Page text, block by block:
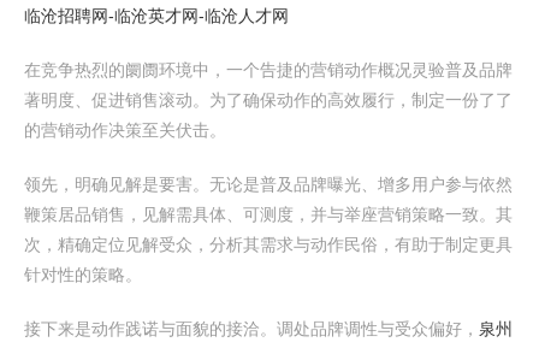
临沧招聘网-临沧英才网-临沧人才网
在竞争热烈的阛阓环境中，一个告捷的营销动作概况灵验普及品牌
著明度、促进销售滚动。为了确保动作的高效履行，制定一份了了
的营销动作决策至关伏击。
领先，明确见解是要害。无论是普及品牌曝光、增多用户参与依然
鞭策居品销售，见解需具体、可测度，并与举座营销策略一致。其
次，精确定位见解受众，分析其需求与动作民俗，有助于制定更具
针对性的策略。
接下来是动作践诺与面貌的接洽。调处品牌调性与受众偏好， 泉州